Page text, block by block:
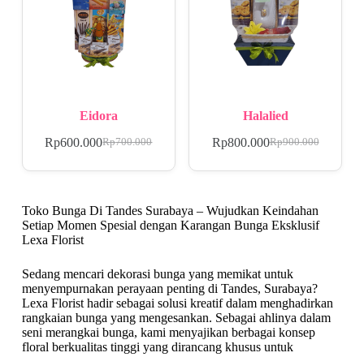
Eidora
Rp700.000
Rp600.000
Halalied
Rp900.000
Rp800.000
Toko Bunga Di Tandes Surabaya – Wujudkan Keindahan
Setiap Momen Spesial dengan Karangan Bunga Eksklusif
Lexa Florist
Sedang mencari dekorasi bunga yang memikat untuk
menyempurnakan perayaan penting di Tandes, Surabaya?
Lexa Florist hadir sebagai solusi kreatif dalam menghadirkan
rangkaian bunga yang mengesankan. Sebagai ahlinya dalam
seni merangkai bunga, kami menyajikan berbagai konsep
floral berkualitas tinggi yang dirancang khusus untuk